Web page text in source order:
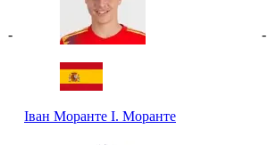
-
Іван Моранте І. Моранте
-